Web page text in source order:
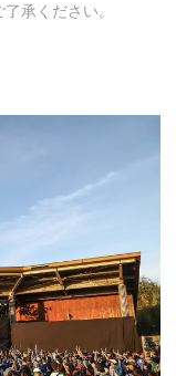
承ください。